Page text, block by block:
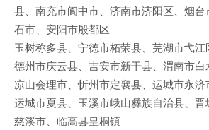
县、南充市阆中市、济南市济阳区、烟
石市、安阳市殷都区
玉树称多县、宁德市柘荣县、芜湖市弋江
德州市庆云县、吉安市新干县、渭南市白
凉山会理市、忻州市定襄县、运城市永济
运城市夏县、玉溪市峨山彝族自治县、
慈溪市、临高县皇桐镇